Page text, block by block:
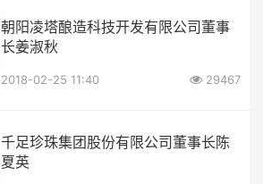
朝阳凌塔酿造科技开发有限公司董事
长姜淑秋
2018-02-25 11:40 29467
千足珍珠集团股份有限公司董事长陈
夏英